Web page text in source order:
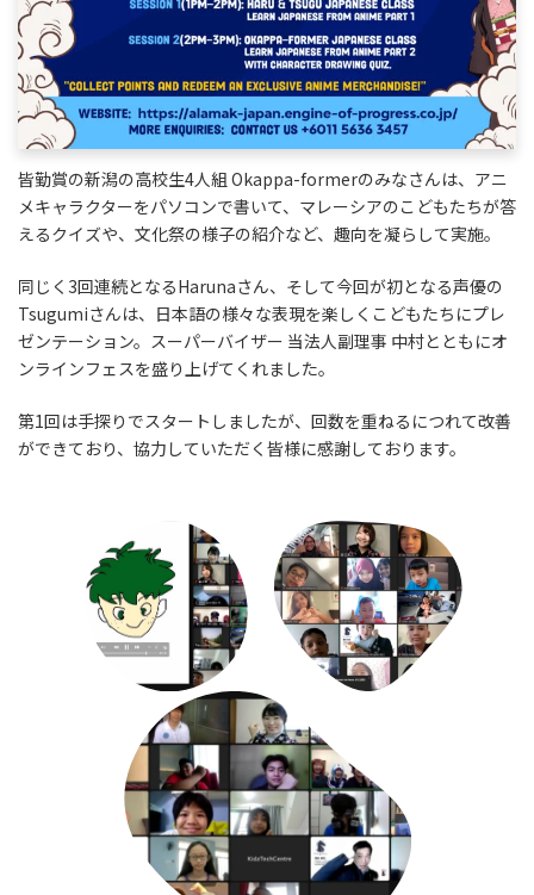
皆勤賞の新潟の高校生4人組 Okappa-formerのみなさんは、アニ
メキャラクターをパソコンで書いて、マレーシアのこどもたちが答
えるクイズや、文化祭の様子の紹介など、趣向を凝らして実施。
同じく3回連続となるHarunaさん、そして今回が初となる声優の
Tsugumiさんは、日本語の様々な表現を楽しくこどもたちにプレ
ゼンテーション。スーパーバイザー 当法人副理事 中村とともにオ
ンラインフェスを盛り上げてくれました。
第1回は手探りでスタートしましたが、回数を重ねるにつれて改善
ができており、協力していただく皆様に感謝しております。